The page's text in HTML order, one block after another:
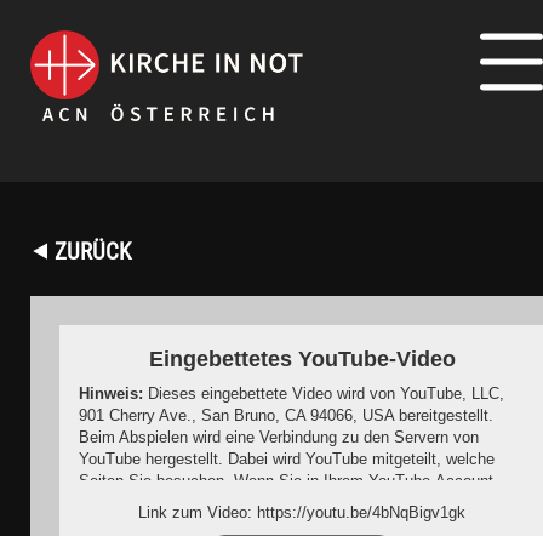
⯇ ZURÜCK
Eingebettetes YouTube-Video
Hinweis: Dieses eingebettete Video wird von YouTube, LLC,
901 Cherry Ave., San Bruno, CA 94066, USA bereitgestellt.
Beim Abspielen wird eine Verbindung zu den Servern von
YouTube hergestellt. Dabei wird YouTube mitgeteilt, welche
Seiten Sie besuchen. Wenn Sie in Ihrem YouTube-Account
eingeloggt sind, kann YouTube Ihr Surfverhalten Ihnen
persönlich zuzuordnen. Dies verhindern Sie, indem Sie sich
Link zum Video: https://youtu.be/4bNqBigv1gk